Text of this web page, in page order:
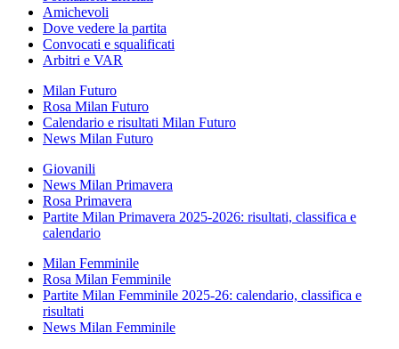
Amichevoli
Dove vedere la partita
Convocati e squalificati
Arbitri e VAR
Milan Futuro
Rosa Milan Futuro
Calendario e risultati Milan Futuro
News Milan Futuro
Giovanili
News Milan Primavera
Rosa Primavera
Partite Milan Primavera 2025-2026: risultati, classifica e
calendario
Milan Femminile
Rosa Milan Femminile
Partite Milan Femminile 2025-26: calendario, classifica e
risultati
News Milan Femminile